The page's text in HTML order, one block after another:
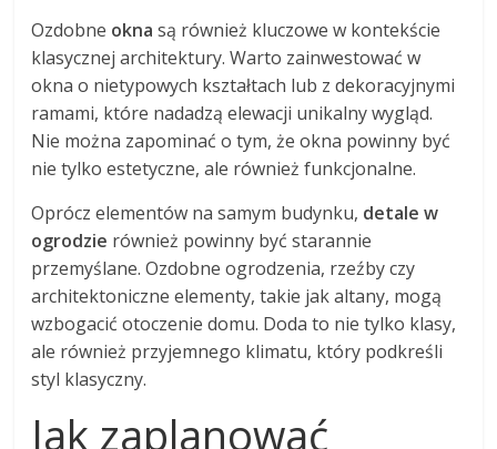
Ozdobne okna są również kluczowe w kontekście
klasycznej architektury. Warto zainwestować w
okna o nietypowych kształtach lub z dekoracyjnymi
ramami, które nadadzą elewacji unikalny wygląd.
Nie można zapominać o tym, że okna powinny być
nie tylko estetyczne, ale również funkcjonalne.
Oprócz elementów na samym budynku, detale w
ogrodzie również powinny być starannie
przemyślane. Ozdobne ogrodzenia, rzeźby czy
architektoniczne elementy, takie jak altany, mogą
wzbogacić otoczenie domu. Doda to nie tylko klasy,
ale również przyjemnego klimatu, który podkreśli
styl klasyczny.
Jak zaplanować